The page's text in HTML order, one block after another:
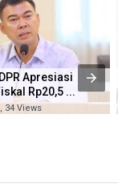
Apresiasi
Rp20,5 ...
34 Views